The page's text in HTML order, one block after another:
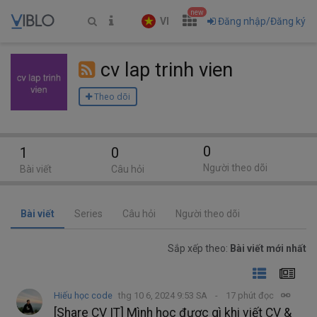
VI
new
Đăng nhập/Đăng ký
cv lap trinh vien
Theo dõi
Bài viết Series Câu hỏi Người theo dõi
Sắp xếp theo: Bài viết mới nhất
Hiếu học code thg 10 6, 2024 9:53 SA 17 phút đọc
[Share CV IT] Mình học được gì khi viết CV &
1
Bài viết
0
Câu hỏi
0
Người theo dõi